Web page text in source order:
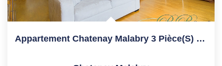
Appartement Chatenay Malabry 3 Pièce(s) DUPLEX 68.79 M2